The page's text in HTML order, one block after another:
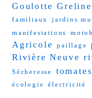
Goulotte
familiaux
jardins
manifestations
Agricole
paillage
Rivière Neuve
Sécheresse tomates
écologie
électricité